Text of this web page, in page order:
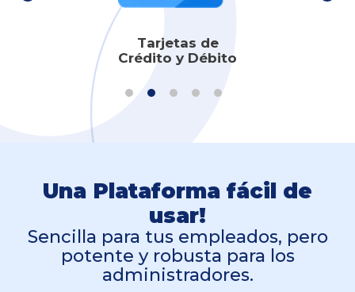
Tarjetas de
Crédito y Débito
Una Plataforma fácil de
usar!
Sencilla para tus empleados, pero
potente y robusta para los
administradores.